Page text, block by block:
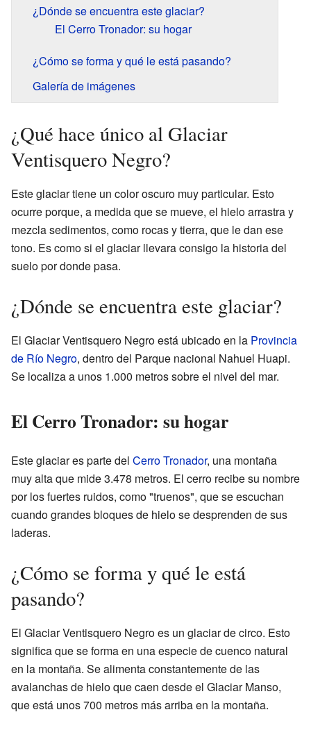
¿Dónde se encuentra este glaciar?
El Cerro Tronador: su hogar
¿Cómo se forma y qué le está pasando?
Galería de imágenes
¿Qué hace único al Glaciar
Ventisquero Negro?
Este glaciar tiene un color oscuro muy particular. Esto
ocurre porque, a medida que se mueve, el hielo arrastra y
mezcla sedimentos, como rocas y tierra, que le dan ese
tono. Es como si el glaciar llevara consigo la historia del
suelo por donde pasa.
¿Dónde se encuentra este glaciar?
El Glaciar Ventisquero Negro está ubicado en la Provincia
de Río Negro, dentro del Parque nacional Nahuel Huapi.
Se localiza a unos 1.000 metros sobre el nivel del mar.
El Cerro Tronador: su hogar
Este glaciar es parte del Cerro Tronador, una montaña
muy alta que mide 3.478 metros. El cerro recibe su nombre
por los fuertes ruidos, como "truenos", que se escuchan
cuando grandes bloques de hielo se desprenden de sus
laderas.
¿Cómo se forma y qué le está
pasando?
El Glaciar Ventisquero Negro es un glaciar de circo. Esto
significa que se forma en una especie de cuenco natural
en la montaña. Se alimenta constantemente de las
avalanchas de hielo que caen desde el Glaciar Manso,
que está unos 700 metros más arriba en la montaña.